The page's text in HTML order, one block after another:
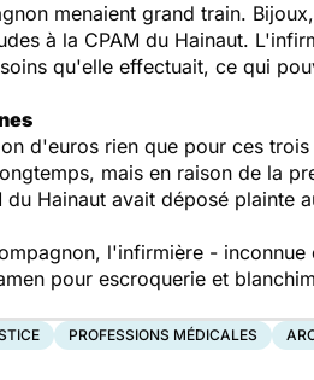
menaient grand train.
à la CPAM du Hainaut.
qu'elle effectuait, ce qui
d'euros rien que pour ces
mais en raison de la
Hainaut avait déposé plainte
l'infirmière -
pour escroquerie et
PROFESSIONS MÉDICALES